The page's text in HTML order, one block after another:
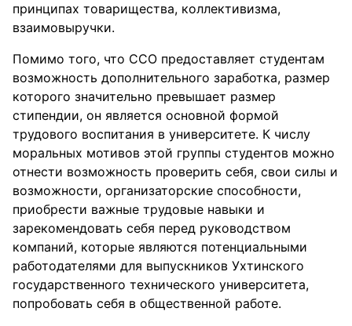
принципах товарищества, коллективизма,
взаимовыручки.
Помимо того, что ССО предоставляет студентам
возможность дополнительного заработка, размер
которого значительно превышает размер
стипендии, он является основной формой
трудового воспитания в университете. К числу
моральных мотивов этой группы студентов можно
отнести возможность проверить себя, свои силы и
возможности, организаторские способности,
приобрести важные трудовые навыки и
зарекомендовать себя перед руководством
компаний, которые являются потенциальными
работодателями для выпускников Ухтинского
государственного технического университета,
попробовать себя в общественной работе.